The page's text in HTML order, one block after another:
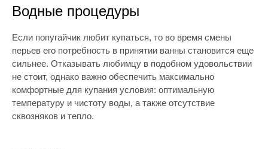
Водные процедуры
Если попугайчик любит купаться, то во время смены
перьев его потребность в принятии ванны становится еще
сильнее. Отказывать любимцу в подобном удовольствии
не стоит, однако важно обеспечить максимально
комфортные для купания условия: оптимальную
температуру и чистоту воды, а также отсутствие
сквозняков и тепло.